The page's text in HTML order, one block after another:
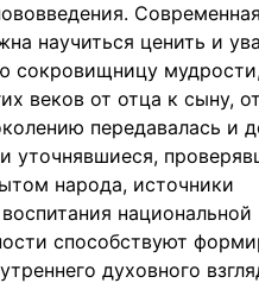
Современная
научиться ценить и
сокровищницу
веков от отца к сыну, от
передавалась и
уточнявшиеся,
народа, источники
национальной
способствуют
духовного